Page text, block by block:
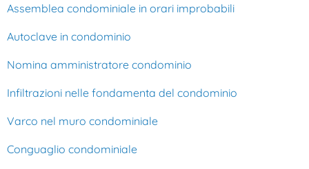
Assemblea condominiale in orari improbabili
Autoclave in condominio
Nomina amministratore condominio
Infiltrazioni nelle fondamenta del condominio
Varco nel muro condominiale
Conguaglio condominiale